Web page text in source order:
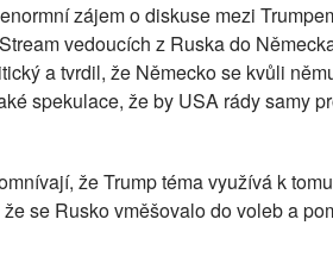
zájem o diskuse mezi
vedoucích z Ruska do
a tvrdil, že Německo se kvůli
spekulace, že by USA rády samy
že Trump téma využívá k
se Rusko vměšovalo do voleb a